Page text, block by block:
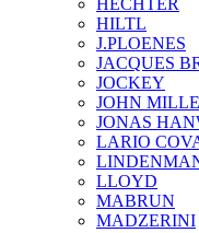
HILTL
J.PLOENES
JAСQUES
JOCKEY
JOHN
JONAS
LARIO
LLOYD
MABRUN
MADZERINI